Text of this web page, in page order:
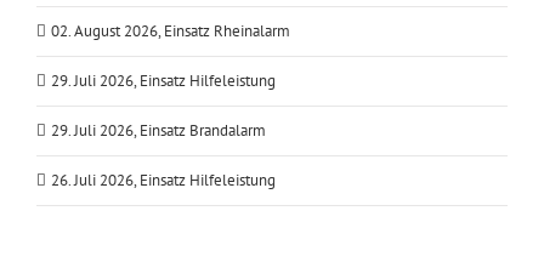
02. August 2026, Einsatz Rheinalarm
29. Juli 2026, Einsatz Hilfeleistung
29. Juli 2026, Einsatz Brandalarm
26. Juli 2026, Einsatz Hilfeleistung